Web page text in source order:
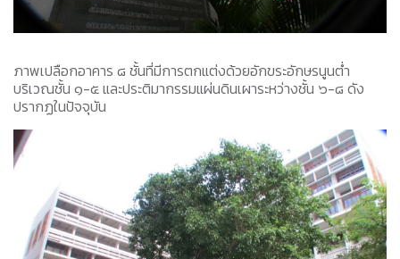
ภาพเปลือกอาคาร ๘ ชั้นที่มีการตกแต่งด้วยอักขระอักษรนูนต่ำ
บริเวณชั้น ๑-๕ และประติมากรรมแผ่นดินเผาระหว่างชั้น ๖-๘ ดัง
ปรากฏในปัจจุบัน